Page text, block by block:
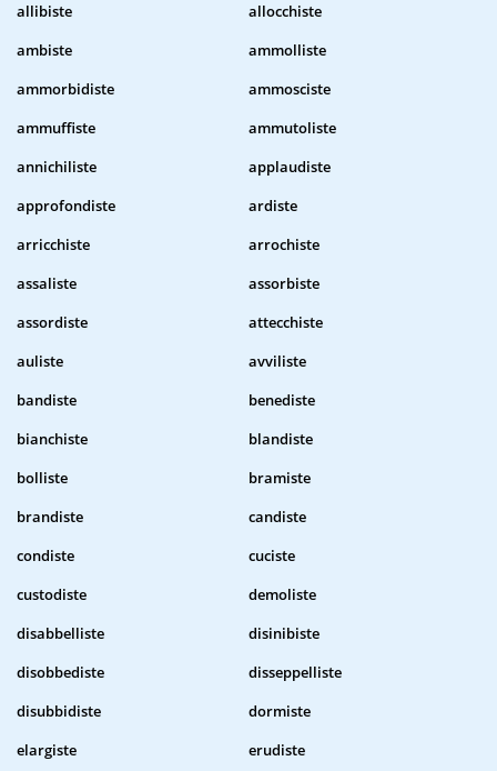
allibiste
allocchiste
ambiste
ammolliste
ammorbidiste
ammosciste
ammuffiste
ammutoliste
annichiliste
applaudiste
approfondiste
ardiste
arricchiste
arrochiste
assaliste
assorbiste
assordiste
attecchiste
auliste
avviliste
bandiste
benediste
bianchiste
blandiste
bolliste
bramiste
brandiste
candiste
condiste
cuciste
custodiste
demoliste
disabbelliste
disinibiste
disobbediste
disseppelliste
disubbidiste
dormiste
elargiste
erudiste